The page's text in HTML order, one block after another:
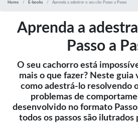
Home E-books Aprenda a adestrar o seu cão Passo a Passo
Aprenda a
Passo a
O seu cachorro está
mais o que fazer? Neste guia
como adestrá-lo resolvendo
problemas de
desenvolvido no formato Passo
todos os passos são ilutrados